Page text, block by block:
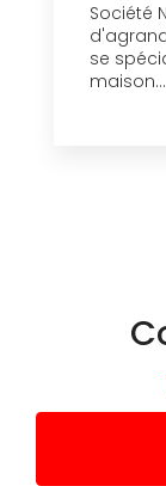
Société
se